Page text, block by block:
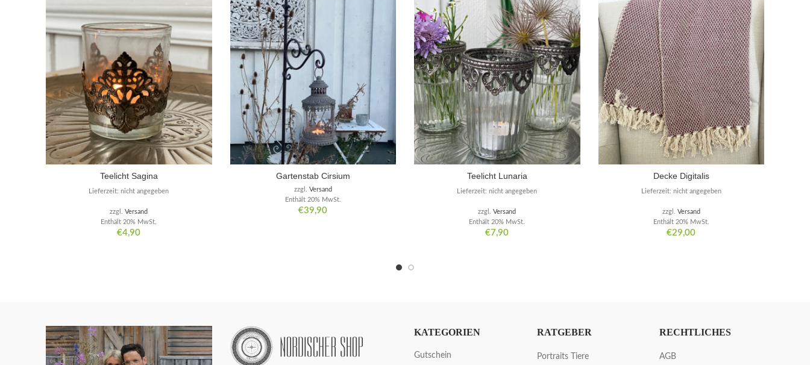
Teelicht Sagina
€4,90
Enthält 20% MwSt.
zzgl.Versand
Lieferzeit: nicht angegeben
Gartenstab Cirsium
€39,90
Enthält 20% MwSt.
zzgl. Versand
Teelicht Lunaria
€7,90
Enthält 20% MwSt.
zzgl.Versand
Lieferzeit: nicht angegeben
Decke Digitalis
€29,00
Enthält 20% MwSt.
zzgl. Versand
Lieferzeit: nicht angegeben
KATEGORIEN
Gutschein
RATGEBER
Portraits Tiere
RECHTLICHES
AGB